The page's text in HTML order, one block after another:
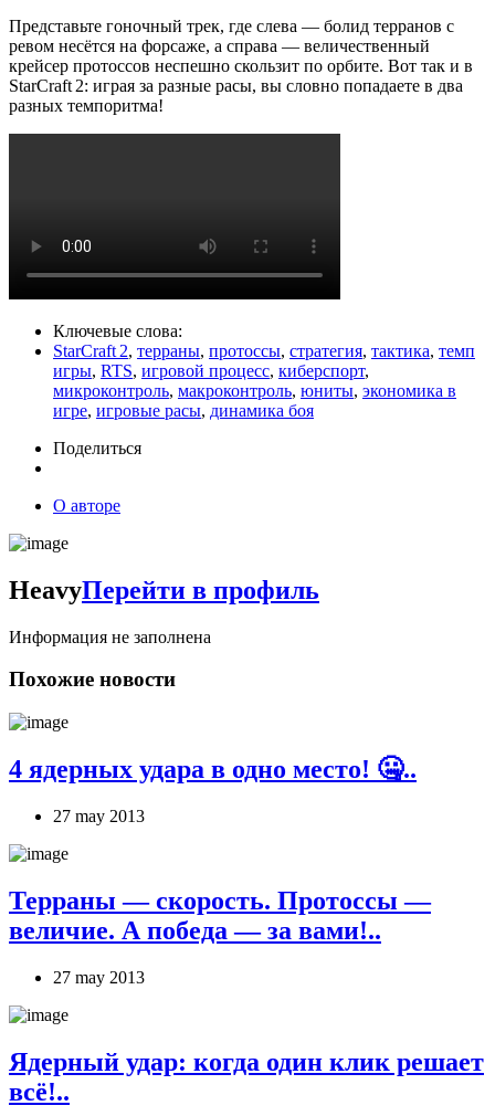
Представьте гоночный трек, где слева — болид терранов с
ревом несётся на форсаже, а справа — величественный
крейсер протоссов неспешно скользит по орбите. Вот так и в
StarCraft 2: играя за разные расы, вы словно попадаете в два
разных темпоритма!
Ключевые слова:
StarCraft 2, терраны, протоссы, стратегия, тактика, темп
игры, RTS, игровой процесс, киберспорт,
микроконтроль, макроконтроль, юниты, экономика в
игре, игровые расы, динамика боя
Поделиться
О авторе
HeavyПерейти в профиль
Информация не заполнена
Похожие новости
4 ядерных удара в одно место! 🤐..
27 may 2013
Терраны — скорость. Протоссы —
величие. А победа — за вами!..
27 may 2013
Ядерный удар: когда один клик решает
всё!..